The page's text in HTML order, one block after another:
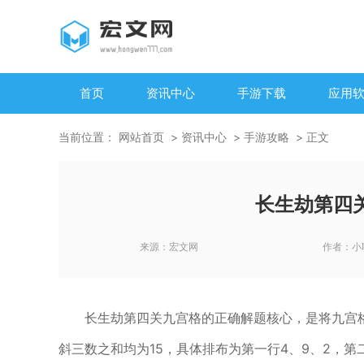
首页 资讯中心 手游下载 应用
当前位置： 网站首页 资讯中心 手游攻略 正文
长生劫第四
来源： 宏文网 作者： 小
长生劫第四关九宫格的正确解题核心，是将九
斜三数之和均为15，具体排布为第一行4、9、2，